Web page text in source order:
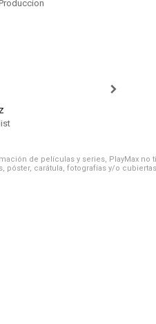
de películas y series, PlayMax
póster, carátula, fotografías y/o